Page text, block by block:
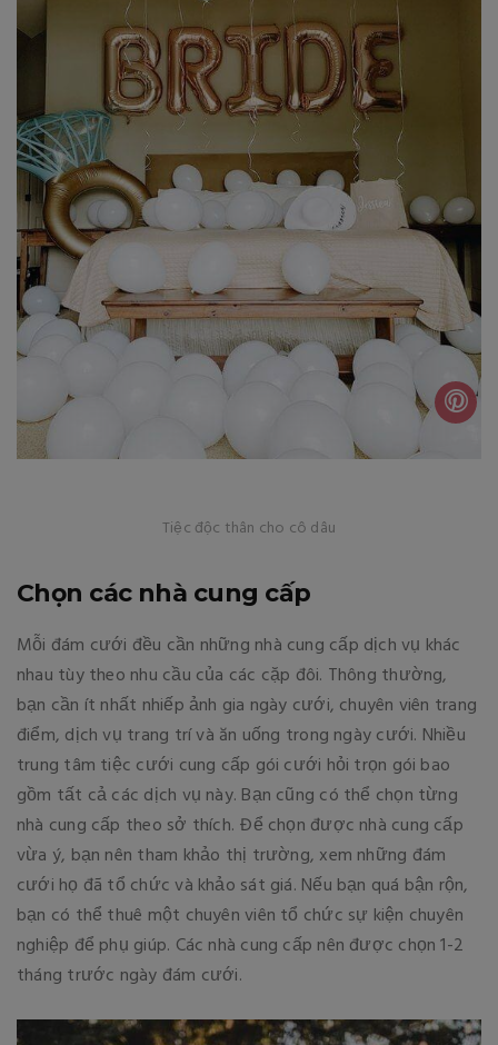
Tiệc độc thân cho cô dâu
Chọn các nhà cung cấp
Mỗi đám cưới đều cần những nhà cung cấp dịch vụ khác
nhau tùy theo nhu cầu của các cặp đôi. Thông thường,
bạn cần ít nhất nhiếp ảnh gia ngày cưới, chuyên viên trang
điểm, dịch vụ trang trí và ăn uống trong ngày cưới. Nhiều
trung tâm tiệc cưới cung cấp gói cưới hỏi trọn gói bao
gồm tất cả các dịch vụ này. Bạn cũng có thể chọn từng
nhà cung cấp theo sở thích. Để chọn được nhà cung cấp
vừa ý, bạn nên tham khảo thị trường, xem những đám
cưới họ đã tổ chức và khảo sát giá. Nếu bạn quá bận rộn,
bạn có thể thuê một chuyên viên tổ chức sự kiện chuyên
nghiệp để phụ giúp. Các nhà cung cấp nên được chọn 1-2
tháng trước ngày đám cưới.